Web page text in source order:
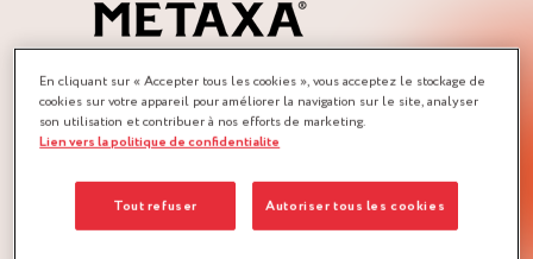
MÉTIERS :
CHOCOLATIER
PÂTISSIER
QUANTITÉ :
Recette pour 75 à 78 truffes
En cliquant sur « Accepter tous les cookies », vous acceptez le stockage de
cookies sur votre appareil pour améliorer la navigation sur le site, analyser
son utilisation et contribuer à nos efforts de marketing.
Lien vers la politique de confidentialite
Tout refuser Autoriser tous les cookies